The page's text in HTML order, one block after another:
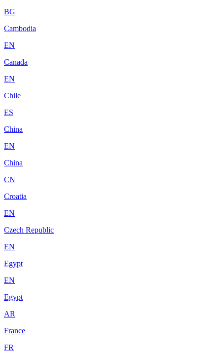
BG
Cambodia
EN
Canada
EN
Chile
ES
China
EN
China
CN
Croatia
EN
Czech Republic
EN
Egypt
EN
Egypt
AR
France
FR